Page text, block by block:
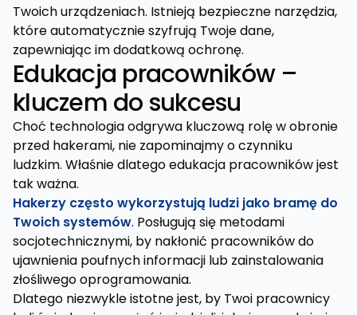
Twoich urządzeniach. Istnieją bezpieczne narzędzia,
które automatycznie szyfrują Twoje dane,
zapewniając im dodatkową ochronę.
Edukacja pracowników –
kluczem do sukcesu
Choć technologia odgrywa kluczową rolę w obronie
przed hakerami, nie zapominajmy o czynniku
ludzkim. Właśnie dlatego edukacja pracowników jest
tak ważna.
Hakerzy często wykorzystują ludzi jako bramę do
Twoich systemów. Posługują się metodami
socjotechnicznymi, by nakłonić pracowników do
ujawnienia poufnych informacji lub zainstalowania
złośliwego oprogramowania.
Dlatego niezwykle istotne jest, by Twoi pracownicy